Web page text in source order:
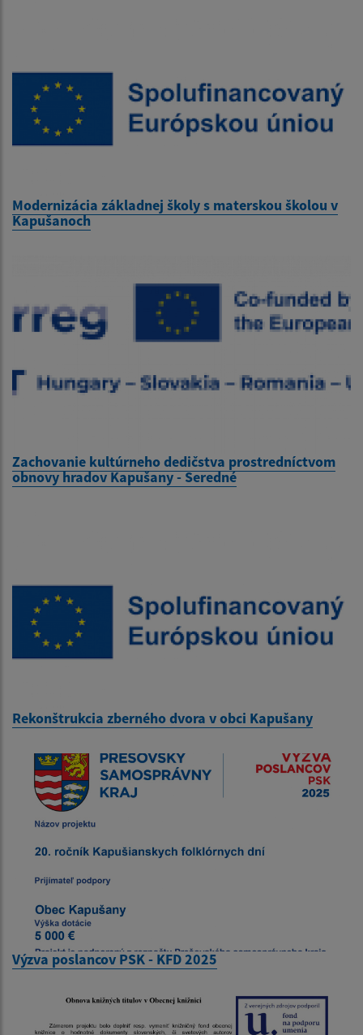
Modernizácia základnej školy s materskou školou v
Kapušanoch
Zachovanie kultúrneho dedičstva prostredníctvom
obnovy hradov Kapušany - Seredné
Rekonštrukcia zberného dvora v obci Kapušany
Výzva poslancov PSK - KFD 2025